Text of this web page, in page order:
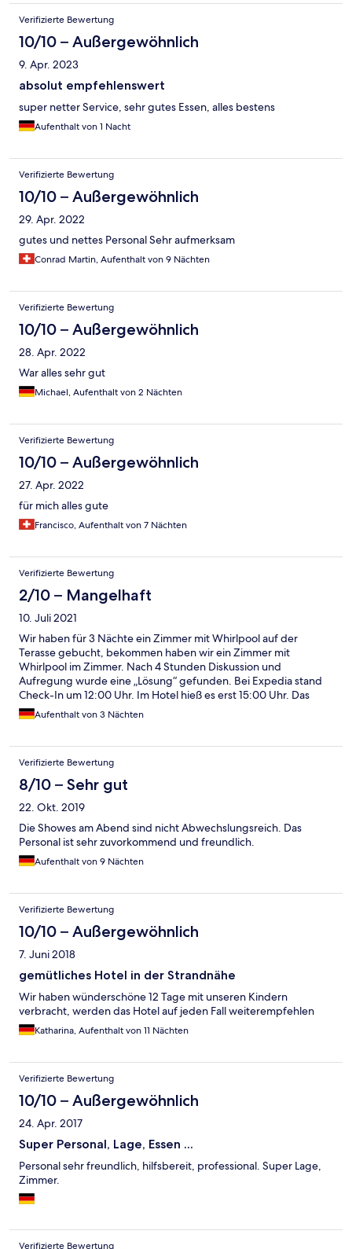
Verifizierte Bewertung
10/10 – Außergewöhnlich
9. Apr. 2023
absolut empfehlenswert
super netter Service, sehr gutes Essen, alles bestens
Aufenthalt von 1 Nacht
Verifizierte Bewertung
10/10 – Außergewöhnlich
29. Apr. 2022
gutes und nettes Personal Sehr aufmerksam
Conrad Martin, Aufenthalt von 9 Nächten
Verifizierte Bewertung
10/10 – Außergewöhnlich
28. Apr. 2022
War alles sehr gut
Michael, Aufenthalt von 2 Nächten
Verifizierte Bewertung
10/10 – Außergewöhnlich
27. Apr. 2022
für mich alles gute
Francisco, Aufenthalt von 7 Nächten
Verifizierte Bewertung
2/10 – Mangelhaft
10. Juli 2021
Wir haben für 3 Nächte ein Zimmer mit Whirlpool auf der
Terasse gebucht, bekommen haben wir ein Zimmer mit
Whirlpool im Zimmer. Nach 4 Stunden Diskussion und
Aufregung wurde eine „Lösung“ gefunden. Bei Expedia stand
Check-In um 12:00 Uhr. Im Hotel hieß es erst 15:00 Uhr. Das
Essen ist geschmackslos, oft kalt und immer das selbe. Mein
Mann und ich hatten oft Bauchkrämpfe nach dem Essen. Das
gesäubert. Das Servicepersonal ist mal so mal so gelaunt. Also
das das ein 4-5 Sterne Hotel sein soll. Never ever! Die einzigen,
die hier super lieb und freundlich waren, war das
Housekeeping! Wir haben so viel Geld verschwendet. Dieses
Hotel ist keinen Cent wert. Nie wieder!!!
Aufenthalt von 3 Nächten
Verifizierte Bewertung
8/10 – Sehr gut
22. Okt. 2019
Die Showes am Abend sind nicht Abwechslungsreich. Das
Personal ist sehr zuvorkommend und freundlich.
Aufenthalt von 9 Nächten
Verifizierte Bewertung
10/10 – Außergewöhnlich
7. Juni 2018
gemütliches Hotel in der Strandnähe
Wir haben wünderschöne 12 Tage mit unseren Kindern
verbracht, werden das Hotel auf jeden Fall weiterempfehlen
Katharina, Aufenthalt von 11 Nächten
Verifizierte Bewertung
10/10 – Außergewöhnlich
24. Apr. 2017
Super Personal, Lage, Essen ...
Personal sehr freundlich, hilfsbereit, professional. Super Lage,
Zimmer.
Verifizierte Bewertung